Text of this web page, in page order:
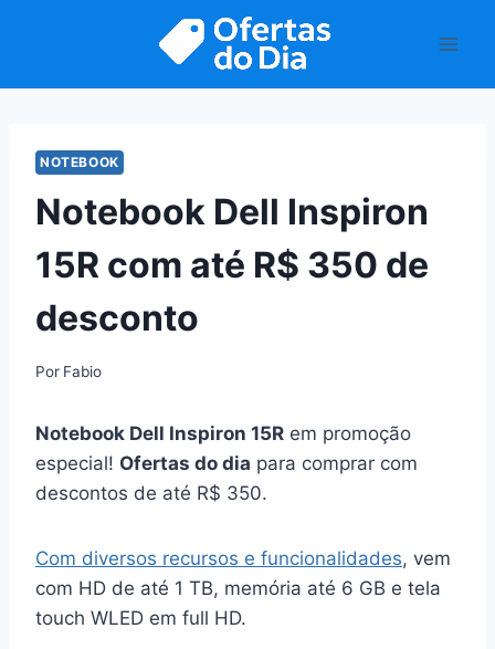
NOTEBOOK
Notebook Dell Inspiron
15R com até R$ 350 de
desconto
Por Fabio
Notebook Dell Inspiron 15R em promoção
especial! Ofertas do dia para comprar com
descontos de até R$ 350.
Com diversos recursos e funcionalidades, vem
com HD de até 1 TB, memória até 6 GB e tela
touch WLED em full HD.